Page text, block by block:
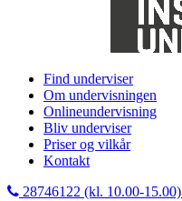
Find underviser
Om undervisningen
Onlineundervisning
Bliv underviser
Priser og vilkår
Kontakt
28746122 (kl. 10.00-15.00)